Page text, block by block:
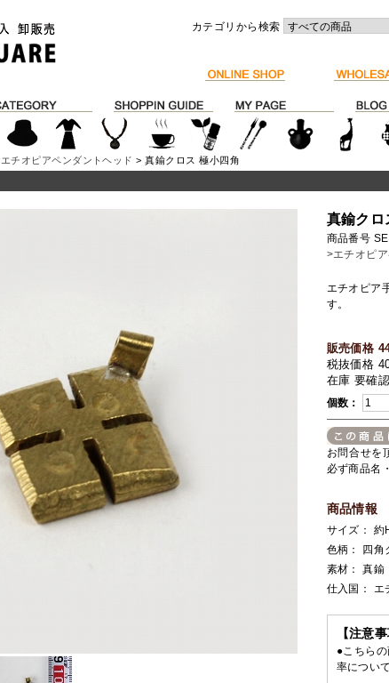
カテゴリから検索
エチオピアペンダントヘッド > 真鍮クロス 極小四角
真鍮クロ
商品番号
>エチオピ
エチオピア
す。
販売価格
税抜価格
在庫 要確認
個数：
お問合せを
必ず商品名
商品情報
サイズ：
色柄： 四角
素材： 真鍮
仕入国： エ
【注意事
●こちら
率につい